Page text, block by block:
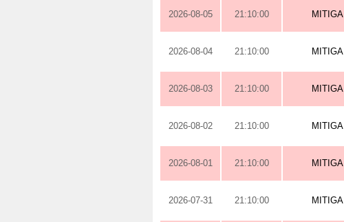
2026-08-05 21:10:00 MITIGA
2026-08-04 21:10:00 MITIGA
2026-08-03 21:10:00 MITIGA
2026-08-02 21:10:00 MITIGA
2026-08-01 21:10:00 MITIGA
2026-07-31 21:10:00 MITIGA